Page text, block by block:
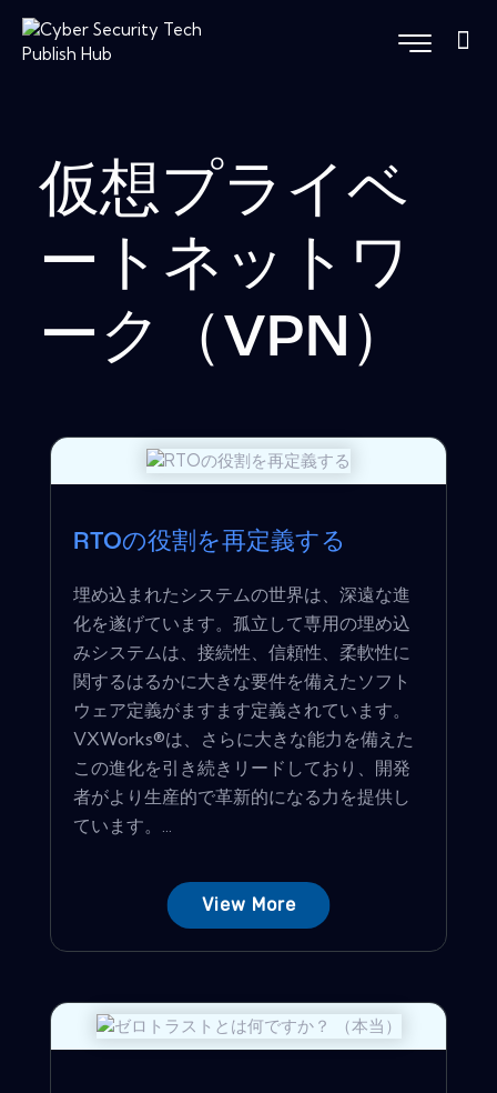
仮想プライベ
ートネットワ
ーク（VPN）
RTOの役割を再定義する
埋め込まれたシステムの世界は、深遠な進
化を遂げています。孤立して専用の埋め込
みシステムは、接続性、信頼性、柔軟性に
関するはるかに大きな要件を備えたソフト
ウェア定義がますます定義されています。
VXWorks®は、さらに大きな能力を備えた
この進化を引き続きリードしており、開発
者がより生産的で革新的になる力を提供し
ています。...
View More